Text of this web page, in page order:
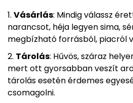
Vásárlás: Mindig válassz
narancsot, héja legyen sima,
megbízható forrásból, piacról
Tárolás: Hűvös, száraz
mert ott gyorsabban veszít
tárolás esetén érdemes
csomagolni.